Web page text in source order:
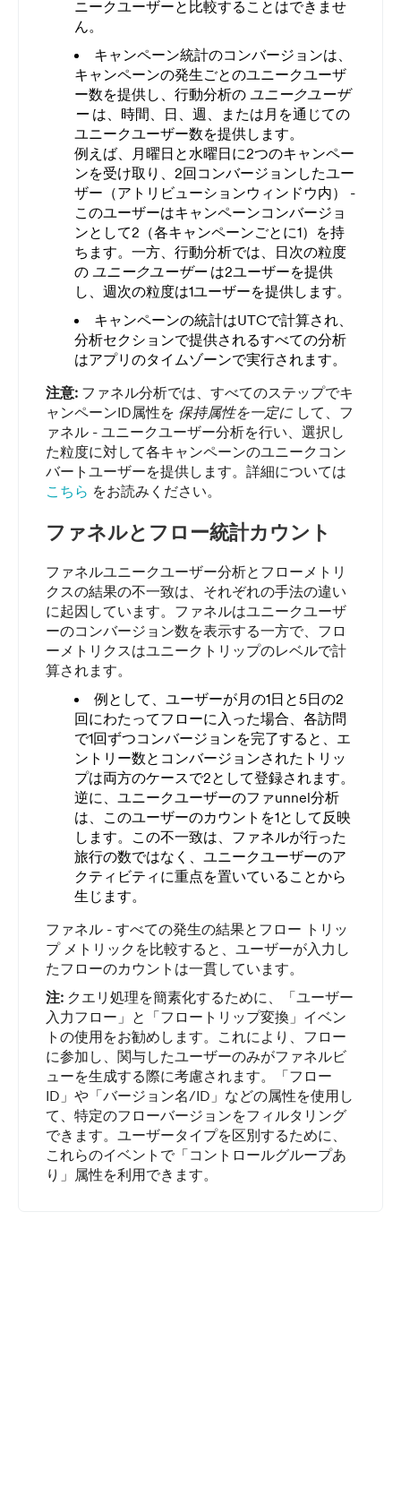
ニークユーザーと比較することはできませ
ん。
キャンペーン統計のコンバージョンは、
キャンペーンの発生ごとのユニークユーザ
ー数を提供し、行動分析の ユニークユーザ
ー は、時間、日、週、または月を通じての
ユニークユーザー数を提供します。
例えば、月曜日と水曜日に2つのキャンペー
ンを受け取り、2回コンバージョンしたユー
ザー（アトリビューションウィンドウ内） -
このユーザーはキャンペーンコンバージョ
ンとして2（各キャンペーンごとに1）を持
ちます。一方、行動分析では、日次の粒度
の ユニークユーザー は2ユーザーを提供
し、週次の粒度は1ユーザーを提供します。
キャンペーンの統計はUTCで計算され、
分析セクションで提供されるすべての分析
はアプリのタイムゾーンで実行されます。
注意: ファネル分析では、すべてのステップでキ
ャンペーンID属性を 保持属性を一定に して、フ
ァネル - ユニークユーザー分析を行い、選択し
た粒度に対して各キャンペーンのユニークコン
バートユーザーを提供します。詳細については
こちら をお読みください。
ファネルとフロー統計カウント
ファネルユニークユーザー分析とフローメトリ
クスの結果の不一致は、それぞれの手法の違い
に起因しています。ファネルはユニークユーザ
ーのコンバージョン数を表示する一方で、フロ
ーメトリクスはユニークトリップのレベルで計
算されます。
例として、ユーザーが月の1日と5日の2
回にわたってフローに入った場合、各訪問
で1回ずつコンバージョンを完了すると、エ
ントリー数とコンバージョンされたトリッ
プは両方のケースで2として登録されます。
逆に、ユニークユーザーのファunnel分析
は、このユーザーのカウントを1として反映
します。この不一致は、ファネルが行った
旅行の数ではなく、ユニークユーザーのア
クティビティに重点を置いていることから
生じます。
ファネル - すべての発生の結果とフロー トリッ
プ メトリックを比較すると、ユーザーが入力し
たフローのカウントは一貫しています。
注: クエリ処理を簡素化するために、「ユーザー
入力フロー」と「フロートリップ変換」イベン
トの使用をお勧めします。これにより、フロー
に参加し、関与したユーザーのみがファネルビ
ューを生成する際に考慮されます。「フロー
ID」や「バージョン名/ID」などの属性を使用し
て、特定のフローバージョンをフィルタリング
できます。ユーザータイプを区別するために、
これらのイベントで「コントロールグループあ
り」属性を利用できます。